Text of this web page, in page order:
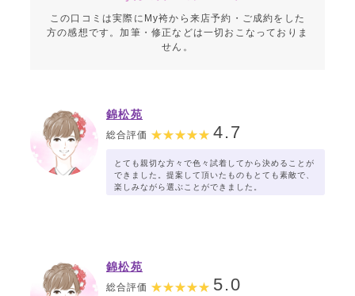
この口コミは実際にMy袴から来店予約・ご成約をした
方の感想です。加筆・修正などは一切おこなっておりま
せん。
錦松苑
総合評価 4.7
とても親切な方々で色々試着してから決めることが
できました。提案して頂いたものもとても素敵で、
楽しみながら選ぶことができました。
錦松苑
総合評価 5.0